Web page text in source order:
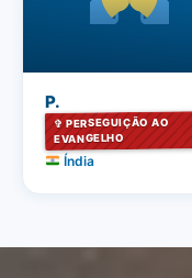
P.
✞ PERSEGUIÇÃO AO
EVANGELHO
Índia